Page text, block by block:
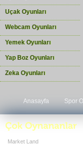
Uçak Oyunları
Webcam Oyunları
Yemek Oyunları
Yap Boz Oyunları
Zeka Oyunları
Anasayfa Spor
Market Land